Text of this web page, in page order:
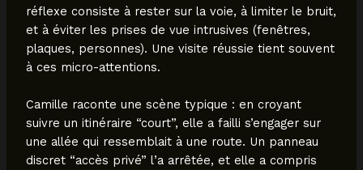
réflexe consiste à rester sur la voie, à limiter le bruit,
et à éviter les prises de vue intrusives (fenêtres,
plaques, personnes). Une visite réussie tient souvent
à ces micro-attentions.
Camille raconte une scène typique : en croyant
suivre un itinéraire “court”, elle a failli s’engager sur
une allée qui ressemblait à une route. Un panneau
discret “accès privé” l’a arrêtée, et elle a compris